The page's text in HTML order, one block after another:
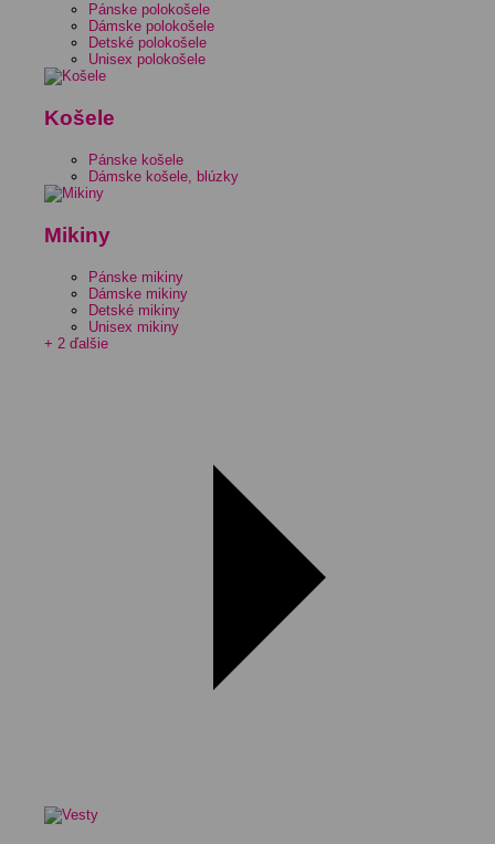
Pánske polokošele
Dámske polokošele
Detské polokošele
Unisex polokošele
Košele
Pánske košele
Dámske košele, blúzky
Mikiny
Pánske mikiny
Dámske mikiny
Detské mikiny
Unisex mikiny
+ 2 ďalšie